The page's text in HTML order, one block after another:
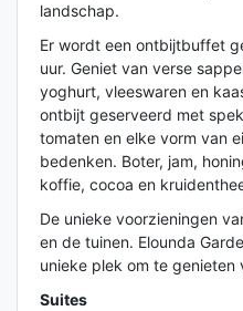
landschap.
Er wordt een ontbijtbuffet
uur. Geniet van verse
yoghurt, vleeswaren en
ontbijt geserveerd met
tomaten en elke vorm van
bedenken. Boter, jam,
koffie, cocoa en
De unieke voorzieningen
en de tuinen. Elounda
unieke plek om te genieten
Suites